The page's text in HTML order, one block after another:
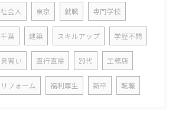
社会人 東京 就職 専門学校
千葉 建築 スキルアップ 学歴不問
見習い 直行直帰 20代 工務店
リフォーム 福利厚生 新卒 転職